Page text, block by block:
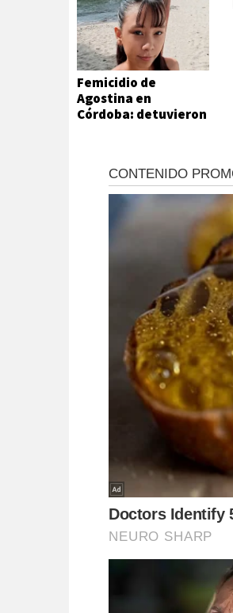
Femicidio de
Agostina en
Córdoba: detuvieron